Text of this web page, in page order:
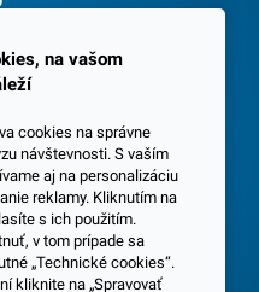
zákazníkov
v Senci
na vašom
cookies na správne
návštevnosti. S vaším
aj na personalizáciu
reklamy. Kliknutím na
s ich použitím.
v tom prípade sa
„Technické cookies“.
kliknite na „Spravovať